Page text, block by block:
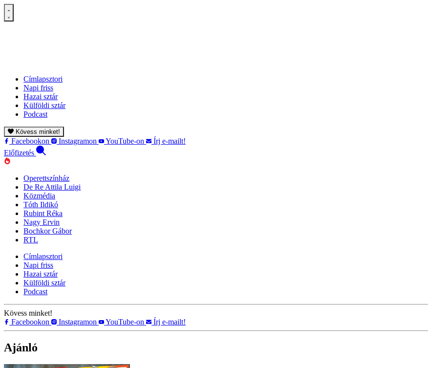
Címlapsztori
Napi friss
Hazai sztár
Külföldi sztár
Podcast
Kövess minket!
Facebookon Instagramon YouTube-on
Írj e-mailt!
Előfizetés
Operettszínház
De Re Attila Luigi
Közmédia
Tóth Ildikó
Rubint Réka
Nagy Ervin
Bochkor Gábor
RTL
Címlapsztori
Napi friss
Hazai sztár
Külföldi sztár
Podcast
Kövess minket!
Facebookon
Instagramon YouTube-on Írj e-mailt!
Ajánló